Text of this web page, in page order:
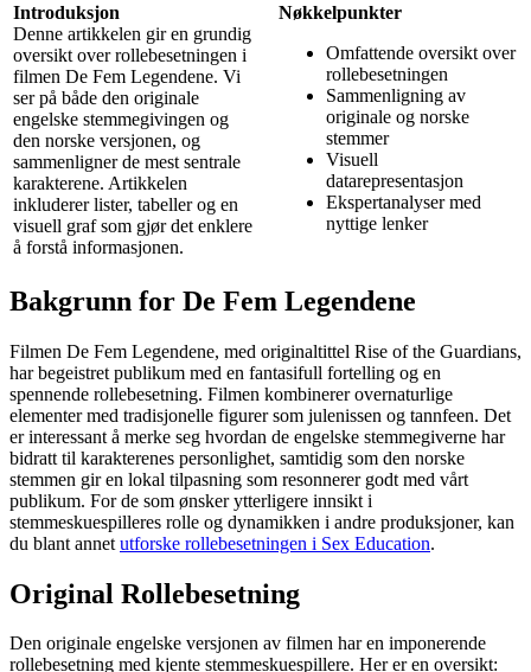
Introduksjon
Denne artikkelen gir en grundig
oversikt over rollebesetningen i
filmen De Fem Legendene. Vi
ser på både den originale
engelske stemmegivingen og
den norske versjonen, og
sammenligner de mest sentrale
karakterene. Artikkelen
inkluderer lister, tabeller og en
visuell graf som gjør det enklere
å forstå informasjonen.
Nøkkelpunkter
Omfattende oversikt over
rollebesetningen
Sammenligning av
originale og norske
stemmer
Visuell
datarepresentasjon
Ekspertanalyser med
nyttige lenker
Bakgrunn for De Fem Legendene
Filmen De Fem Legendene, med originaltittel Rise of the Guardians,
har begeistret publikum med en fantasifull fortelling og en
spennende rollebesetning. Filmen kombinerer overnaturlige
elementer med tradisjonelle figurer som julenissen og tannfeen. Det
er interessant å merke seg hvordan de engelske stemmegiverne har
bidratt til karakterenes personlighet, samtidig som den norske
stemmen gir en lokal tilpasning som resonnerer godt med vårt
publikum. For de som ønsker ytterligere innsikt i
stemmeskuespilleres rolle og dynamikken i andre produksjoner, kan
du blant annet utforske rollebesetningen i Sex Education.
Original Rollebesetning
Den originale engelske versjonen av filmen har en imponerende
rollebesetning med kjente stemmeskuespillere. Her er en oversikt: